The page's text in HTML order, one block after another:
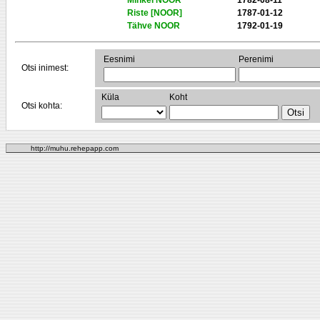
Riste [NOOR]
1787-01-12
Tähve NOOR
1792-01-19
Otsi inimest:
Eesnimi Perenimi
Otsi kohta:
Küla Koht
http://muhu.rehepapp.com